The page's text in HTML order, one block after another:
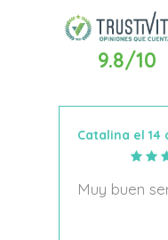
9.8/10
Catalina el 14
Muy buen